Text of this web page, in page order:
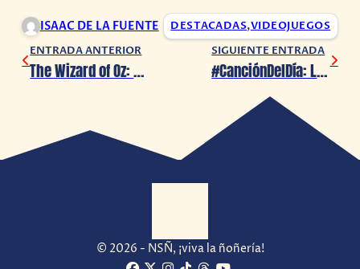
ISAAC DE LA FUENTE DESTACADAS,VIDEOJUEGOS
ENTRADA ANTERIOR
The Wizard of Oz: el primer crossover entre Marvel y DC de 1975
SIGUIENTE ENTRADA
#CanciónDelDía: Like a Stone, Audioslave ?
© 2026 - NSÑ, ¡viva la ñoñería!